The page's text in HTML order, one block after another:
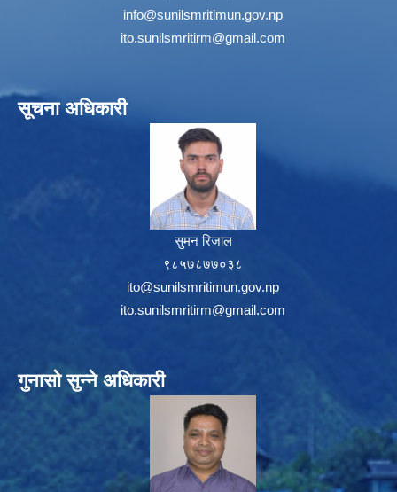
info@sunilsmritimun.gov.np
ito.sunilsmritirm@gmail.com
सूचना अधिकारी
सुमन रिजाल
९८५७८७७०३८
ito@sunilsmritimun.gov.np
ito.sunilsmritirm@gmail.com
गुनासो सुन्ने अधिकारी